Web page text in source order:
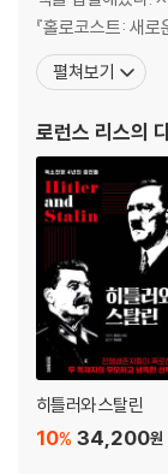
『홀로코스트: 새
역사가 주는 경고
슈비츠: 나치와 ‘
펼쳐보기
로런스 리스의
히틀러와 스탈린
34,200원
10%